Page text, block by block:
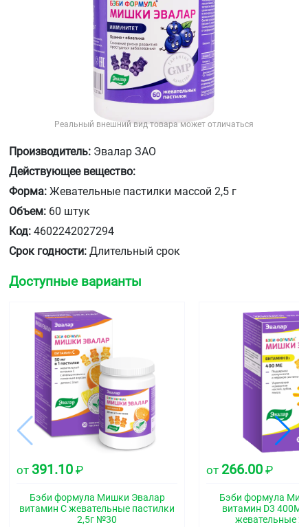
Реальный внешний вид товара может отличаться
Производитель: Эвалар ЗАО
Действующее вещество:
Форма: Жевательные пастилки массой 2,5 г
Объем: 60 штук
Код: 4602242027294
Срок годности: Длительный срок
Доступные варианты
от 391.10 ₽
Бэби формула Мишки Эвалар
витамин С жевательные пастилки
2,5г №30
от 266.00 ₽
Бэби формула
витамин D3
жевательные